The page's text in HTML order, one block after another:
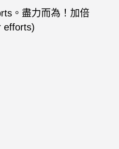
。盡力而為！加倍
efforts)